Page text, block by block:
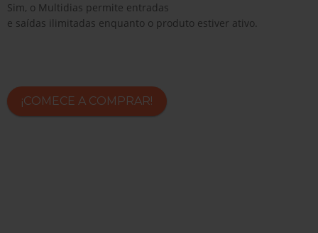
Sim, o Multidias permite entradas
e saídas ilimitadas enquanto o produto estiver ativo.
¡COMECE A COMPRAR!